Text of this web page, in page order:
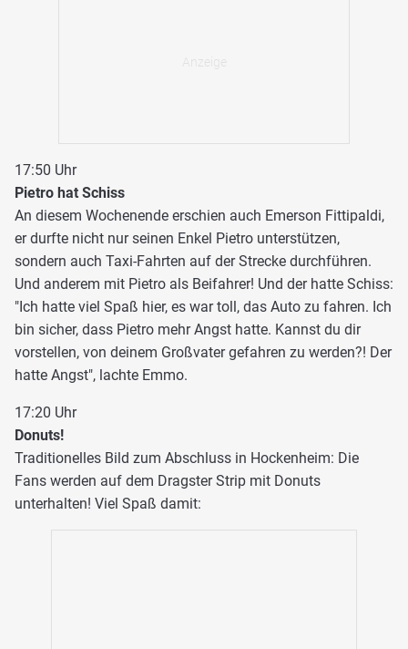
17:50 Uhr
Pietro hat Schiss
An diesem Wochenende erschien auch Emerson Fittipaldi,
er durfte nicht nur seinen Enkel Pietro unterstützen,
sondern auch Taxi-Fahrten auf der Strecke durchführen.
Und anderem mit Pietro als Beifahrer! Und der hatte Schiss:
"Ich hatte viel Spaß hier, es war toll, das Auto zu fahren. Ich
bin sicher, dass Pietro mehr Angst hatte. Kannst du dir
vorstellen, von deinem Großvater gefahren zu werden?! Der
hatte Angst", lachte Emmo.
17:20 Uhr
Donuts!
Traditionelles Bild zum Abschluss in Hockenheim: Die
Fans werden auf dem Dragster Strip mit Donuts
unterhalten! Viel Spaß damit: